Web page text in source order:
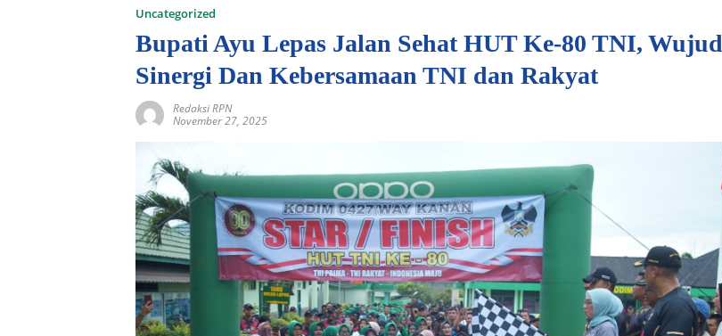
Uncategorized
Bupati Ayu Lepas Jalan Sehat HUT Ke-80 TNI, Wujud
Sinergi Dan Kebersamaan TNI dan Rakyat
Redaksi RPN
November 27, 2025